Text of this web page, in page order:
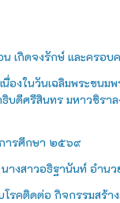
กิดจงรักษ์ และครอบค
องในวันเฉลิมพระชนม
ธิบดีศรีสินทร มหาวชิรา
ารศึกษา ๒๕๖๙
างสาวอธิฐานันท์ อำน
โรคติดต่อ กิจกรรมสร้า